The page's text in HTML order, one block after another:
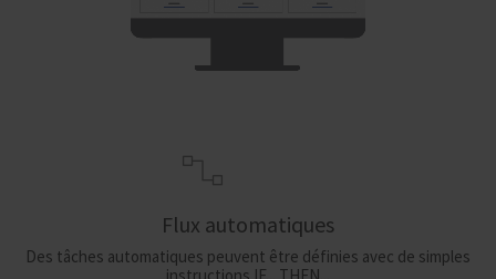
Flux automatiques
Des tâches automatiques peuvent être définies avec de simples